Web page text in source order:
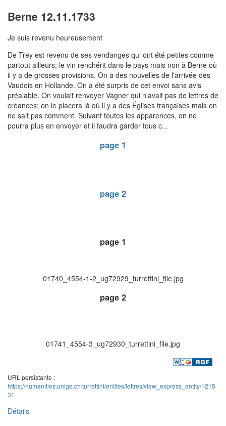
Berne 12.11.1733
Je suis revenu heureusement
De Trey est revenu de ses vendanges qui ont été petites comme
partout ailleurs; le vin renchérit dans le pays mais non à Berne où
il y a de grosses provisions. On a des nouvelles de l'arrivée des
Vaudois en Hollande. On a été surpris de cet envoi sans avis
préalable. On voulait renvoyer Vagner qui n'avait pas de lettres de
créances; on le placera là où il y a des Églises françaises mais on
ne sait pas comment. Suivant toutes les apparences, on ne
pourra plus en envoyer et il faudra garder tous c...
page 1
page 2
page 1
01740_4554-1-2_ug72929_turrettini_file.jpg
page 2
01741_4554-3_ug72930_turrettini_file.jpg
URL persistante :
https://humanities.unige.ch/turrettini/entites/lettres/view_express_entity/1215
31
Détails